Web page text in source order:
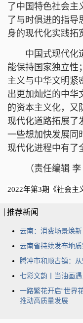
了中国特色社会主
了与时俱进的指导
身的现代化实践拓
中国式现代化道
能保持国家独立性
主义与中华文明紧
出更加灿烂的中华
的资本主义化，又
现代化道路拓展了
一些想加快发展同
现代化进程中有了
（责任编辑 李
2022年第3期《社会主
推荐新闻
云南：消费场景焕
云南省持续发布地
腾冲市和顺古镇：
七彩文韵丨当油画
一路繁花开启“世界
推动高质量发展